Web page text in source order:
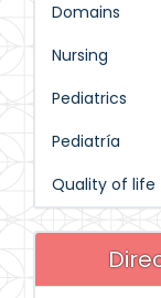
Domains
Nursing
Pediatrics
Pediatría
Quality of life